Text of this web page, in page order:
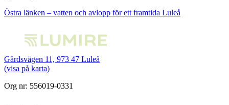
Östra länken – vatten och avlopp för ett framtida Luleå
Gårdsvägen 11, 973 47 Luleå
(visa på karta)
Org nr: 556019-0331